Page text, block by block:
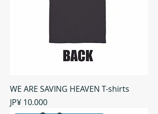
WE ARE SAVING HEAVEN T-shirts
Preço
JP¥ 10.000